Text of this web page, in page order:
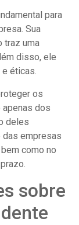
para
Sua
traz uma
disso, ele
éticas.
os
dos
deles
das empresas
como no
sobre